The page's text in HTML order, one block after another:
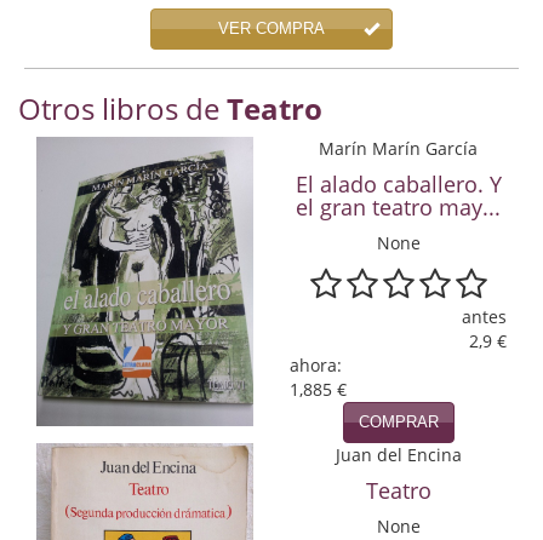
Divulgación científica
Economía
Enciclopedias
Ensayo
Ensayo literario
Filosofía
Física y Química
Física y química
Guerra Civil Española
VER COMPRA
Otros libros deTeatro
Marín Marín García
El alado caballero. Y
el gran teatro may...
None
antes
2,9 €
ahora:
1,885 €
COMPRAR
Juan del Encina
Teatro
None